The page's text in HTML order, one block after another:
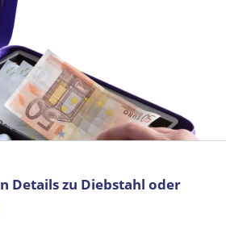
Details zu Diebstahl oder